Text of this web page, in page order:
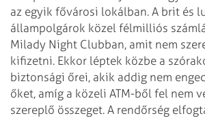
az egyik fővárosi lokálban. A brit és
állampolgárok közel félmilliós
Milady Night Clubban, amit nem
kifizetni. Ekkor léptek közbe a
biztonsági őrei, akik addig nem
őket, amíg a közeli ATM-ből fel nem
szereplő összeget. A rendőrség